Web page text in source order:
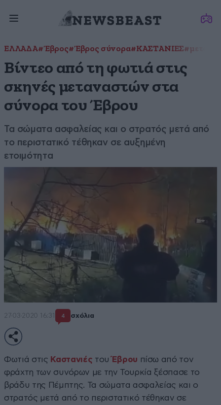
ΕΛΛΑΔΑ#Έβρος#Έβρος σύνορα#ΚΑΣΤΑΝΙΕΣ
Βίντεο από τη φωτιά στις
σκηνές μεταναστών στα
σύνορα του Έβρου
Τα σώματα ασφαλείας και ο στρατός μετά από
το περιστατικό τέθηκαν σε αυξημένη
ετοιμότητα
27·03·2020 16:31 4 σχόλια
Φωτιά στις Καστανιές τουΈβρου πίσω από τον
φράχτη των συνόρων με την Τουρκία ξέσπασε το
βράδυ της Πέμπτης. Τα σώματα ασφαλείας και ο
στρατός μετά από το περιστατικό τέθηκαν σε